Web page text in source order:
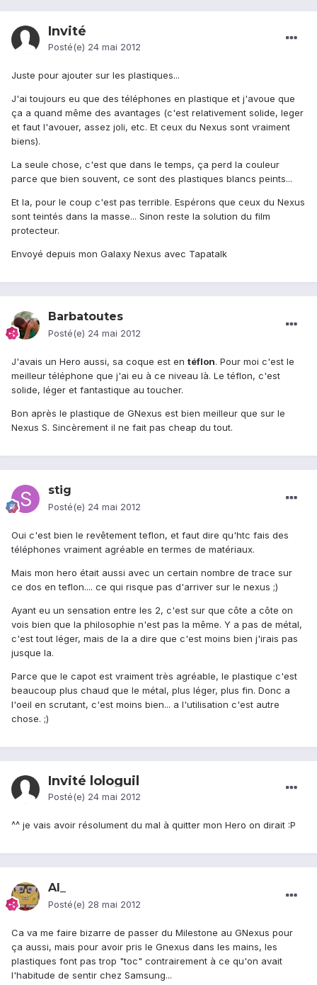
Invité
Posté(e) 24 mai 2012
Juste pour ajouter sur les plastiques...
J'ai toujours eu que des téléphones en plastique et j'avoue que
ça a quand même des avantages (c'est relativement solide, leger
et faut l'avouer, assez joli, etc. Et ceux du Nexus sont vraiment
biens).
La seule chose, c'est que dans le temps, ça perd la couleur
parce que bien souvent, ce sont des plastiques blancs peints...
Et la, pour le coup c'est pas terrible. Espérons que ceux du Nexus
sont teintés dans la masse... Sinon reste la solution du film
protecteur.
Envoyé depuis mon Galaxy Nexus avec Tapatalk
Barbatoutes
Posté(e) 24 mai 2012
J'avais un Hero aussi, sa coque est en téflon. Pour moi c'est le
meilleur téléphone que j'ai eu à ce niveau là. Le téflon, c'est
solide, léger et fantastique au toucher.
Bon après le plastique de GNexus est bien meilleur que sur le
Nexus S. Sincèrement il ne fait pas cheap du tout.
stig
Posté(e) 24 mai 2012
Oui c'est bien le revêtement teflon, et faut dire qu'htc fais des
téléphones vraiment agréable en termes de matériaux.
Mais mon hero était aussi avec un certain nombre de trace sur
ce dos en teflon.... ce qui risque pas d'arriver sur le nexus ;)
Ayant eu un sensation entre les 2, c'est sur que côte a côte on
vois bien que la philosophie n'est pas la même. Y a pas de métal,
c'est tout léger, mais de la a dire que c'est moins bien j'irais pas
jusque la.
Parce que le capot est vraiment très agréable, le plastique c'est
beaucoup plus chaud que le métal, plus léger, plus fin. Donc a
l'oeil en scrutant, c'est moins bien... a l'utilisation c'est autre
chose. ;)
Invité lologuil
Posté(e) 24 mai 2012
^^ je vais avoir résolument du mal à quitter mon Hero on dirait :P
Al_
Posté(e) 28 mai 2012
Ca va me faire bizarre de passer du Milestone au GNexus pour
ça aussi, mais pour avoir pris le Gnexus dans les mains, les
plastiques font pas trop "toc" contrairement à ce qu'on avait
l'habitude de sentir chez Samsung...